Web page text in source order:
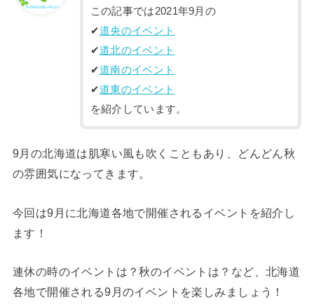
この記事では2021年9月の
✔︎道央のイベント
✔︎道北のイベント
✔︎道南のイベント
✔︎道東のイベント
を紹介しています。
9月の北海道は肌寒い風も吹くこともあり、どんどん秋
の雰囲気になってきます。
今回は9月に北海道各地で開催されるイベントを紹介し
ます！
連休の時のイベントは？秋のイベントは？など、北海道
各地で開催される9月のイベントを楽しみましょう！